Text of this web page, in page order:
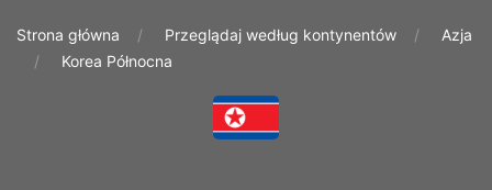
Strona główna Przeglądaj według kontynentów
Azja
Korea Północna